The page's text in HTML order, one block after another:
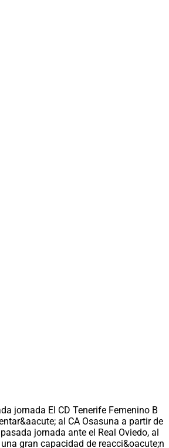
jornada El CD Tenerife Femenino B
al CA Osasuna a partir de
jornada ante el Real Oviedo, al
gran capacidad de reacci&oacute;n